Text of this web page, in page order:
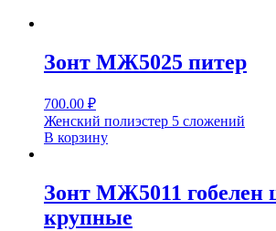
Зонт МЖ5025 питер
700.00 ₽
Женский полиэстер 5 сложений
В корзину
Зонт МЖ5011 гобелен
крупные